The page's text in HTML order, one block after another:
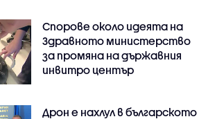
Спорове около идеята на
Здравното министерство
за промяна на държавния
инвитро център
Дрон е нахлул в българското